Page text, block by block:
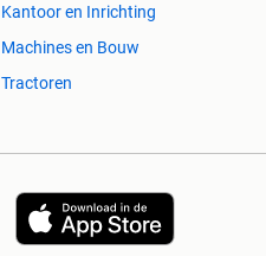
Kantoor en Inrichting
Machines en Bouw
Tractoren